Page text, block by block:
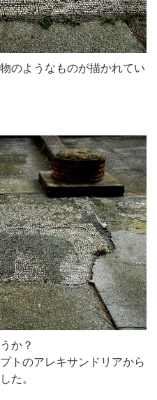
のようなものが描かれてい
か？
トのアレキサンドリアから
た。